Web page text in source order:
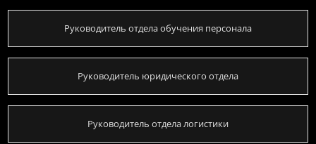
Руководитель отдела обучения персонала
Руководитель юридического отдела
Руководитель отдела логистики